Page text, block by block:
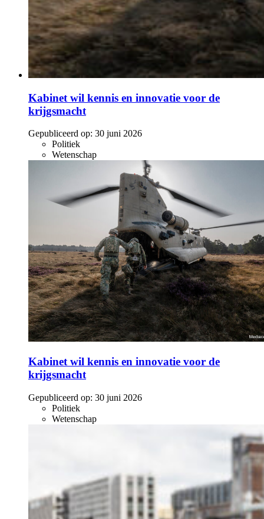
Kabinet wil kennis en innovatie voor de
krijgsmacht
Gepubliceerd op: 30 juni 2026
Politiek
Wetenschap
Kabinet wil kennis en innovatie voor de
krijgsmacht
Gepubliceerd op: 30 juni 2026
Politiek
Wetenschap